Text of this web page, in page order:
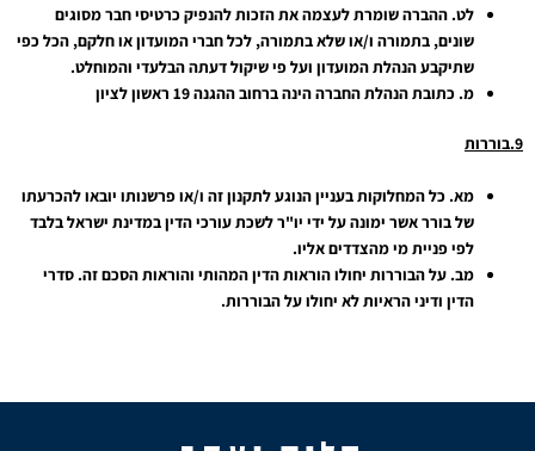
לט.ההברה שומרת לעצמה את הזכות להנפיק כרטיסי חבר מסוגים
שונים, בתמורה ו/או שלא בתמורה, לכל חברי המועדון או חלקם, הכל כפי
שתיקבע הנהלת המועדון ועל פי שיקול דעתה הבלעדי והמוחלט.
מ.כתובת הנהלת החברה הינה ברחוב ההגנה 19 ראשון לציון
9.בוררות
מא.כל המחלוקות בעניין הנוגע לתקנון זה ו/או פרשנותו יובאו להכרעתו
של בורר אשר ימונה על ידי יו"ר לשכת עורכי הדין במדינת ישראל בלבד
לפי פניית מי מהצדדים אליו.
מב.על הבוררות יחולו הוראות הדין המהותי והוראות הסכם זה. סדרי
הדין ודיני הראיות לא יחולו על הבוררות.